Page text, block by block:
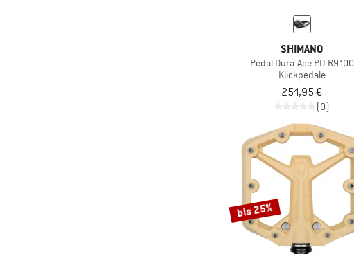
SHIMANO
Pedal Dura-Ace PD-R9100
Klickpedale
254,95 €
(0)
bis 25%